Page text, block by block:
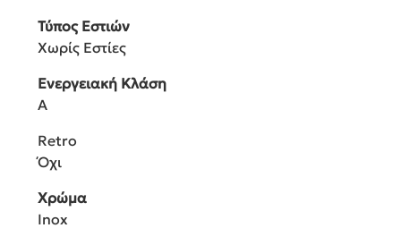
Τύπος Εστιών
Χωρίς Εστίες
Ενεργειακή Κλάση
A
Retro
Όχι
Χρώμα
Inox